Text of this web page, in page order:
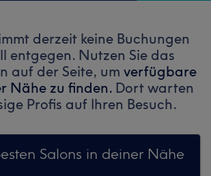
derzeit keine Buchungen
entgegen. Nutzen Sie das
auf der Seite, um verfügbare
Nähe zu finden. Dort warten
Profis auf Ihren Besuch.
Salons in deiner Nähe